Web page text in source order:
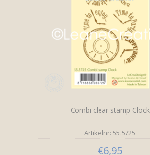
Combi clear stamp Clock
Artikelnr: 55.5725
€6,95